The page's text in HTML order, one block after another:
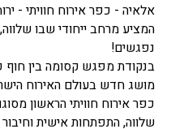
אלאיה - כפר אירוח חוויתי -
המציע מרחב ייחודי שבו
נפגשים!
בנקודת מפגש קסומה בין חוף
מושג חדש בעולם האירוח
כפר אירוח חוויתי הראשון
שלווה, התפתחות אישית